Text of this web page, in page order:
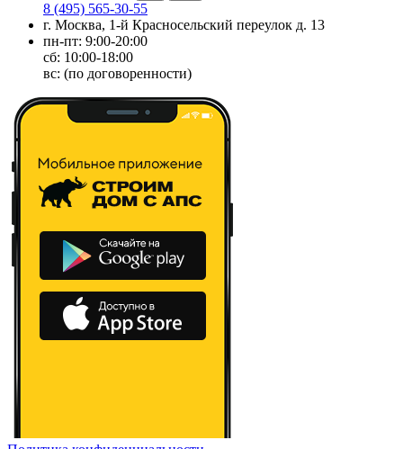
8 (495) 565-30-55
г. Москва, 1-й Красносельский переулок д. 13
пн-пт: 9:00-20:00
сб: 10:00-18:00
вс: (по договоренности)